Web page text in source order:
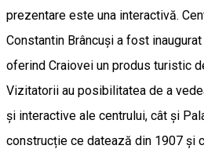
prezentare este una interactivă.
Constantin Brâncuși a fost
oferind Craiovei un produs turistic
Vizitatorii au posibilitatea de a
și interactive ale centrului, cât și
construcție ce datează din 1907 și